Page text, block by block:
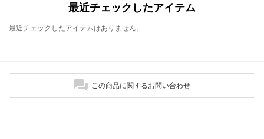
最近チェックしたアイテム
最近チェックしたアイテムはありません。
この商品に関するお問い合わせ